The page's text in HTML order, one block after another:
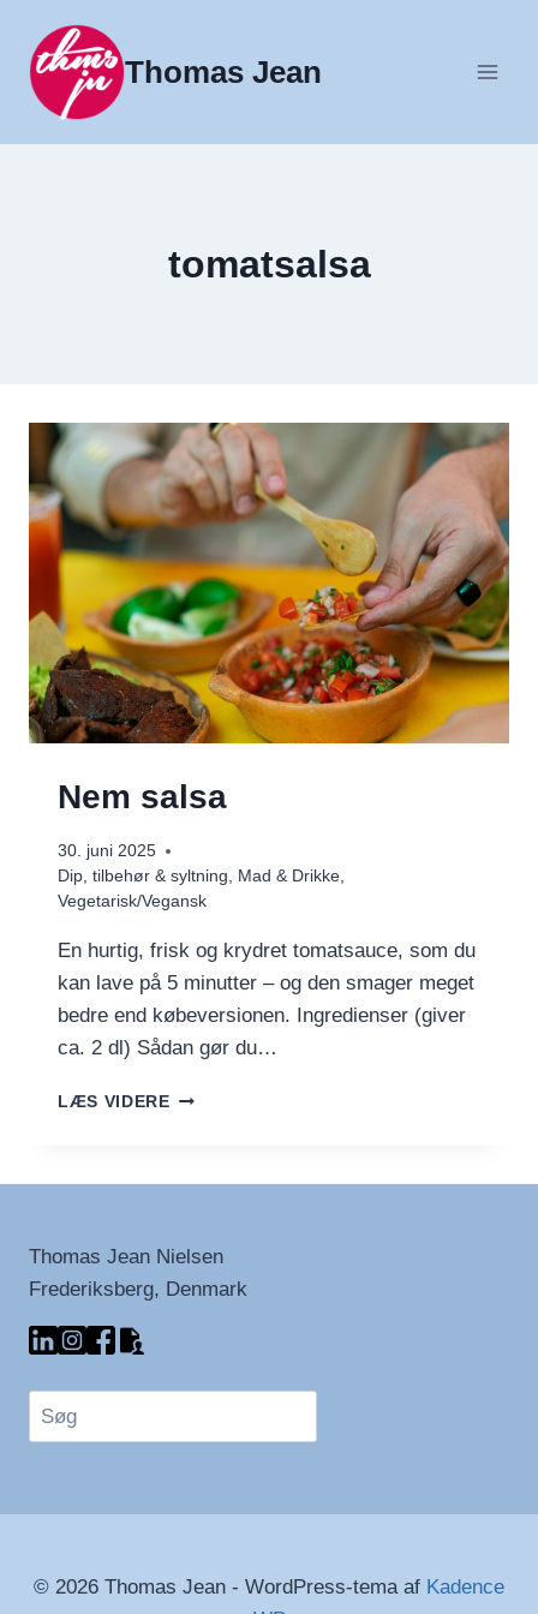
indhold
Thomas Jean
tomatsalsa
Nem salsa
30. juni 2025
Dip, tilbehør & syltning, Mad & Drikke,
Vegetarisk/Vegansk
En hurtig, frisk og krydret tomatsauce, som du
kan lave på 5 minutter – og den smager meget
bedre end købeversionen. Ingredienser (giver
ca. 2 dl) Sådan gør du…
LÆS VIDERENEM
Thomas Jean Nielsen
Frederiksberg, Denmark
Søg
© 2026 Thomas Jean - WordPress-tema af Kadence